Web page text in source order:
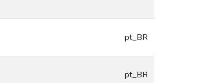
pt_BR
pt_BR